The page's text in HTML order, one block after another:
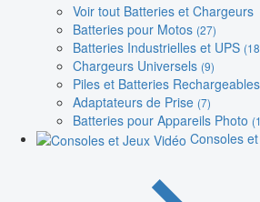
Voir tout Batteries et Chargeurs
Batteries pour Motos (27)
Batteries Industrielles et UPS
Chargeurs Universels (9)
Piles et Batteries Rechargeables
Adaptateurs de Prise (7)
Batteries pour Appareils Photo
Consoles